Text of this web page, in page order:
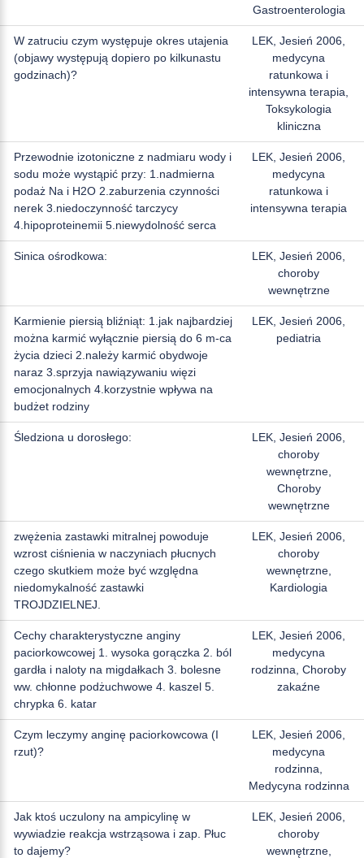
Gastroenterologia
W zatruciu czym występuje okres utajenia
(objawy występują dopiero po kilkunastu
godzinach)?
LEK, Jesień 2006,
medycyna
ratunkowa i
intensywna terapia,
Toksykologia
kliniczna
Przewodnie izotoniczne z nadmiaru wody i
sodu może wystąpić przy: 1.nadmierna
podaż Na i H2O 2.zaburzenia czynności
nerek 3.niedoczynność tarczycy
4.hipoproteinemii 5.niewydolność serca
LEK, Jesień 2006,
medycyna
ratunkowa i
intensywna terapia
Sinica ośrodkowa:
LEK, Jesień 2006,
choroby
wewnętrzne
Karmienie piersią bliźniąt: 1.jak najbardziej
można karmić wyłącznie piersią do 6 m-ca
życia dzieci 2.należy karmić obydwoje
naraz 3.sprzyja nawiązywaniu więzi
emocjonalnych 4.korzystnie wpływa na
budżet rodziny
LEK, Jesień 2006,
pediatria
Śledziona u dorosłego:
LEK, Jesień 2006,
choroby
wewnętrzne,
Choroby
wewnętrzne
zwężenia zastawki mitralnej powoduje
wzrost ciśnienia w naczyniach płucnych
czego skutkiem może być względna
niedomykalność zastawki
TROJDZIELNEJ.
LEK, Jesień 2006,
choroby
wewnętrzne,
Kardiologia
Cechy charakterystyczne anginy
paciorkowcowej 1. wysoka gorączka 2. ból
gardła i naloty na migdałkach 3. bolesne
ww. chłonne podżuchwowe 4. kaszel 5.
chrypka 6. katar
LEK, Jesień 2006,
medycyna
rodzinna, Choroby
zakaźne
Czym leczymy anginę paciorkowcowa (I
rzut)?
LEK, Jesień 2006,
medycyna
rodzinna,
Medycyna rodzinna
Jak ktoś uczulony na ampicylinę w
wywiadzie reakcja wstrząsowa i zap. Płuc
to dajemy?
LEK, Jesień 2006,
choroby
wewnętrzne,